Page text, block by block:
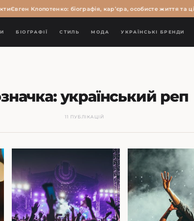
Євген Клопотенко: біографія, кар’єра, особисте життя та
БІОГРАФІЇ СТИЛЬ МОДА УКРАЇНСЬКІ БРЕНДИ
український реп
11 ПУБЛІКАЦІЙ